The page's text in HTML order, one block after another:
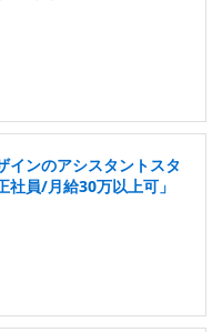
インのアシスタントスタ
社員/月給30万以上可」